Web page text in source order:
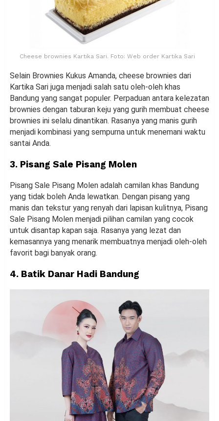
Cheese brownies Kartika Sari. Foto: Web order Kartika Sari
Selain Brownies Kukus Amanda, cheese brownies dari
Kartika Sari juga menjadi salah satu oleh-oleh khas
Bandung yang sangat populer. Perpaduan antara kelezatan
brownies dengan taburan keju yang gurih membuat cheese
brownies ini selalu dinantikan. Rasanya yang manis gurih
menjadi kombinasi yang sempurna untuk menemani waktu
santai Anda.
3. Pisang Sale Pisang Molen
Pisang Sale Pisang Molen adalah camilan khas Bandung
yang tidak boleh Anda lewatkan. Dengan pisang yang
manis dan tekstur yang renyah dari lapisan kulitnya, Pisang
Sale Pisang Molen menjadi pilihan camilan yang cocok
untuk disantap kapan saja. Rasanya yang lezat dan
kemasannya yang menarik membuatnya menjadi oleh-oleh
favorit bagi banyak orang.
4. Batik Danar Hadi Bandung